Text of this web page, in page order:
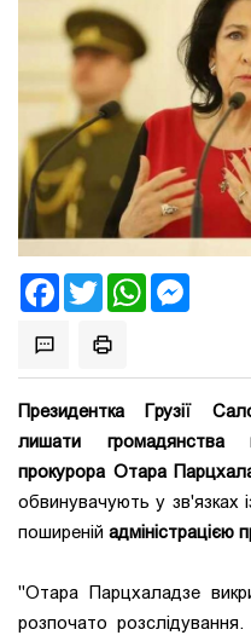
FacebookTwitter WhatsApp
Президентка Грузії
лишати громадянства
прокурора Отара
обвинувачують у
поширеній адміністрацією
"Отара Парцхаладзе
розпочато